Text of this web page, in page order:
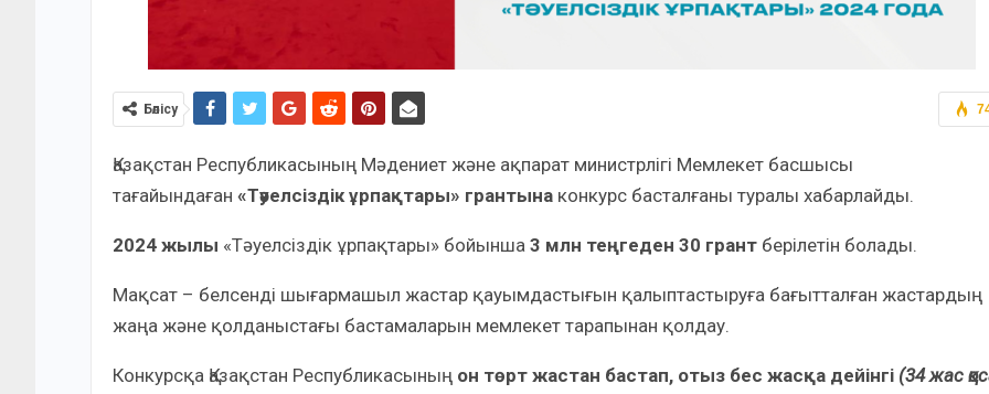
Бөлісу
Қазақстан Республикасының Мәдениет және ақпарат министрлігі Мемлекет басшысы
тағайындаған «Тәуелсіздік ұрпақтары» грантына конкурс басталғаны туралы хабарлайды.
2024 жылы «Тәуелсіздік ұрпақтары» бойынша 3 млн теңгеден 30 грант берілетін болады.
Мақсат – белсенді шығармашыл жастар қауымдастығын қалыптастыруға бағытталған жастардың
жаңа және қолданыстағы бастамаларын мемлекет тарапынан қолдау.
Конкурсқа Қазақстан Республикасының он төрт жастан бастап, отыз бес жасқа дейінгі (34 жас